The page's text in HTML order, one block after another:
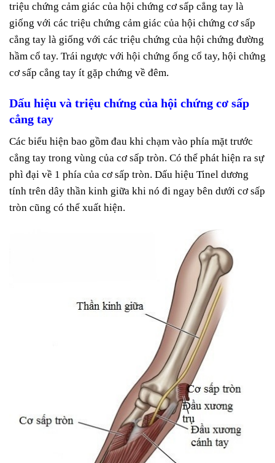
triệu chứng cảm giác của hội chứng cơ sấp cẳng tay là
giống với các triệu chứng cảm giác của hội chứng cơ sấp
cẳng tay là giống với các triệu chứng của hội chứng đường
hầm cổ tay. Trái ngược với hội chứng ống cổ tay, hội chứng
cơ sấp cẳng tay ít gặp chứng về đêm.
Dấu hiệu và triệu chứng của hội chứng cơ sấp
cẳng tay
Các biểu hiện bao gồm đau khi chạm vào phía mặt trước
cẳng tay trong vùng của cơ sấp tròn. Có thể phát hiện ra sự
phì đại về 1 phía của cơ sấp tròn. Dấu hiệu Tinel dương
tính trên dây thần kinh giữa khi nó đi ngay bên dưới cơ sấp
tròn cũng có thể xuất hiện.